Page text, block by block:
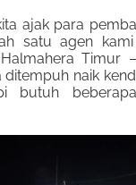
ajak para
satu agen
Timur
ditempuh naik
butuh